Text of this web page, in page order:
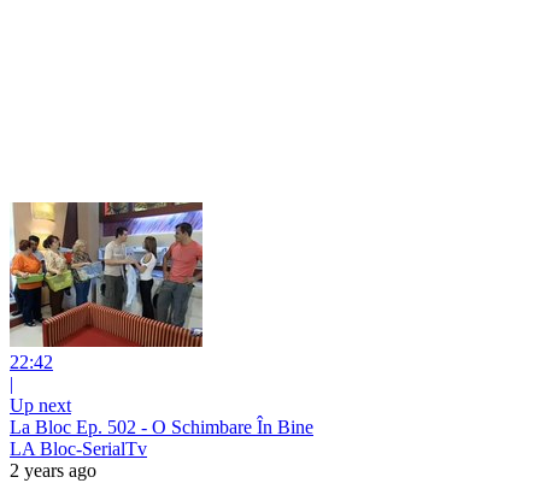
22:42
|
Up next
La Bloc Ep. 502 - O Schimbare În Bine
LA Bloc-SerialTv
2 years ago